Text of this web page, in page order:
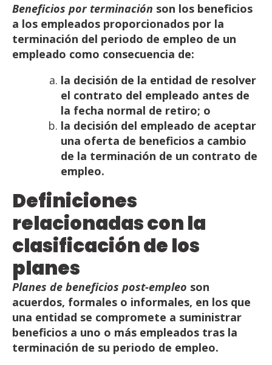
Beneficios por terminación son los beneficios
a los empleados proporcionados por la
terminación del periodo de empleo de un
empleado como consecuencia de:
la decisión de la entidad de resolver
el contrato del empleado antes de
la fecha normal de retiro; o
la decisión del empleado de aceptar
una oferta de beneficios a cambio
de la terminación de un contrato de
empleo.
Definiciones
relacionadasconla
clasificacióndelos
planes
Planes de beneficios post-empleo son
acuerdos, formales o informales, en los que
una entidad se compromete a suministrar
beneficios a uno o más empleados tras la
terminación de su periodo de empleo.